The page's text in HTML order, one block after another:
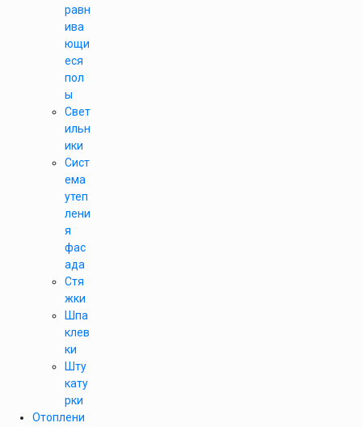
равн
ива
ющи
еся
пол
ы
Свет
ильн
ики
Сист
ема
утеп
лени
я
фас
ада
Стя
жки
Шпа
клев
ки
Шту
кату
рки
Отоплени